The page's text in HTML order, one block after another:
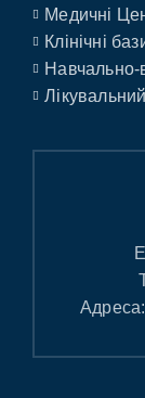
Медичні
Клінічні
Навчально-